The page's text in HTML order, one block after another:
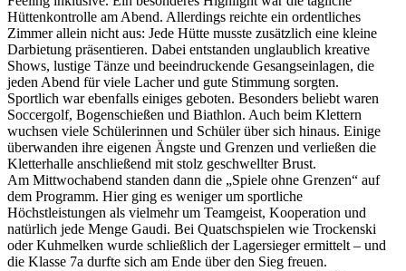
Hüttenkontrolle am Abend. Allerdings reichte ein ordentliches
Zimmer allein nicht aus: Jede Hütte musste zusätzlich eine kleine
Darbietung präsentieren. Dabei entstanden unglaublich kreative
Shows, lustige Tänze und beeindruckende Gesangseinlagen, die
jeden Abend für viele Lacher und gute Stimmung sorgten.
Sportlich war ebenfalls einiges geboten. Besonders beliebt waren
Soccergolf, Bogenschießen und Biathlon. Auch beim Klettern
wuchsen viele Schülerinnen und Schüler über sich hinaus. Einige
überwanden ihre eigenen Ängste und Grenzen und verließen die
Kletterhalle anschließend mit stolz geschwellter Brust.
Am Mittwochabend standen dann die „Spiele ohne Grenzen“ auf
dem Programm. Hier ging es weniger um sportliche
Höchstleistungen als vielmehr um Teamgeist, Kooperation und
natürlich jede Menge Gaudi. Bei Quatschspielen wie Trockenski
oder Kuhmelken wurde schließlich der Lagersieger ermittelt – und
die Klasse 7a durfte sich am Ende über den Sieg freuen.